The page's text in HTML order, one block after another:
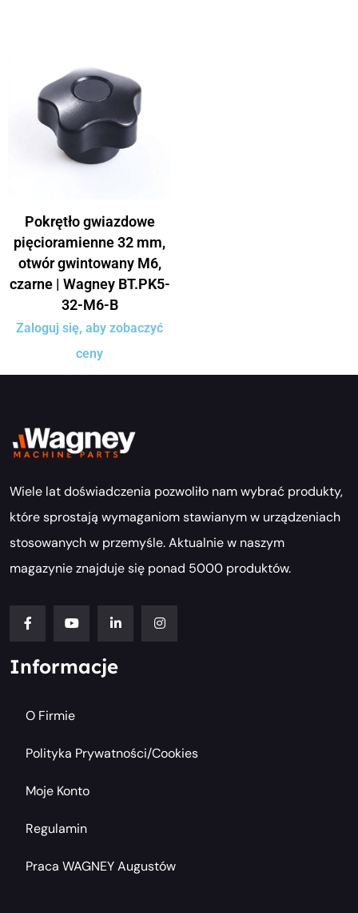
Pokrętło gwiazdowe
pięcioramienne 32 mm,
otwór gwintowany M6,
czarne | Wagney BT.PK5-
32-M6-B
Zaloguj się, aby zobaczyć
ceny
Wiele lat doświadczenia pozwoliło nam wybrać produkty,
które sprostają wymaganiom stawianym w urządzeniach
stosowanych w przemyśle. Aktualnie w naszym
magazynie znajduje się ponad 5000 produktów.
Informacje
O Firmie
Polityka Prywatności/cookies
Moje Konto
Regulamin
Praca WAGNEY Augustów